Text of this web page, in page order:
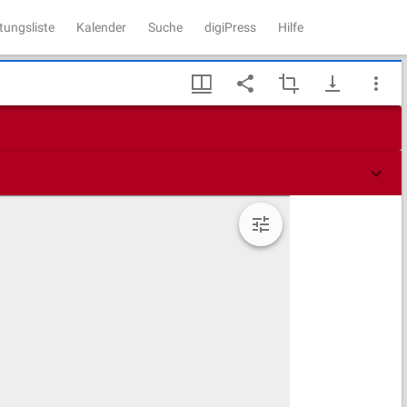
Kalender Suche digiPress Hilfe